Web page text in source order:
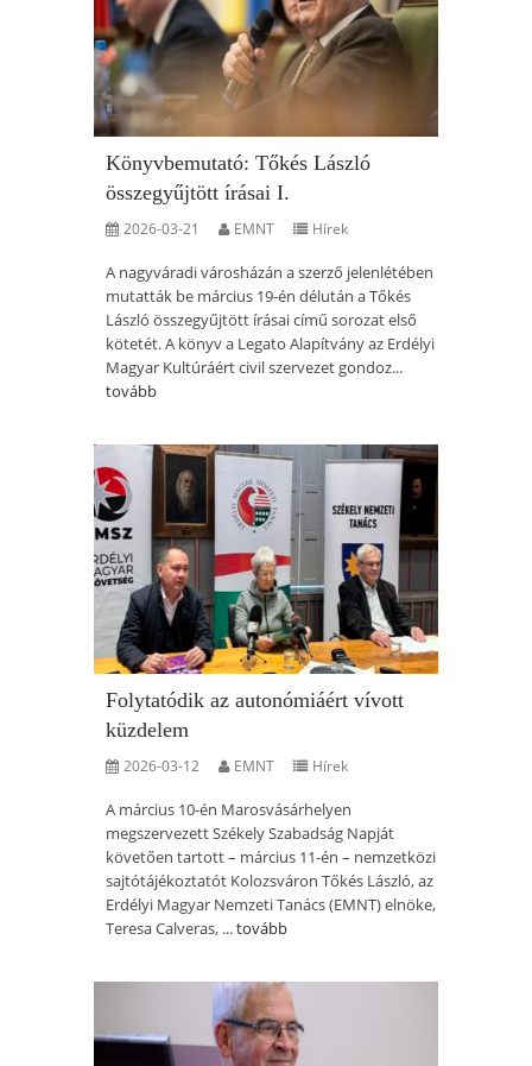
Könyvbemutató: Tőkés László
összegyűjtött írásai I.
2026-03-21 EMNT Hírek
A nagyváradi városházán a szerző jelenlétében
mutatták be március 19-én délután a Tőkés
László összegyűjtött írásai című sorozat első
kötetét. A könyv a Legato Alapítvány az Erdélyi
Magyar Kultúráért civil szervezet gondoz...
tovább
Folytatódik az autonómiáért vívott
küzdelem
2026-03-12 EMNT Hírek
A március 10-én Marosvásárhelyen
megszervezett Székely Szabadság Napját
követően tartott – március 11-én – nemzetközi
sajtótájékoztatót Kolozsváron Tőkés László, az
Erdélyi Magyar Nemzeti Tanács (EMNT) elnöke,
Teresa Calveras, ...tovább